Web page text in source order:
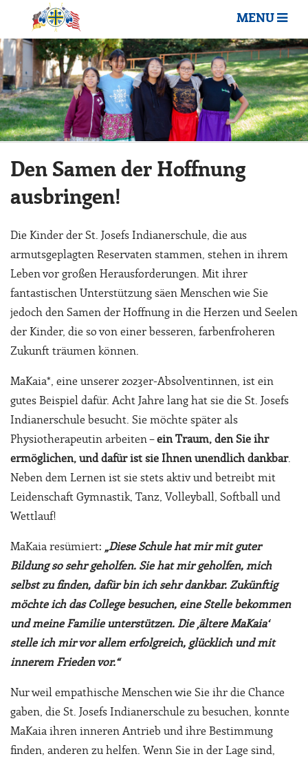
MENU
Den Samen der Hoffnung
ausbringen!
Die Kinder der St. Josefs Indianerschule, die aus
armutsgeplagten Reservaten stammen, stehen in ihrem
Leben vor großen Herausforderungen. Mit ihrer
fantastischen Unterstützung säen Menschen wie Sie
jedoch den Samen der Hoffnung in die Herzen und Seelen
der Kinder, die so von einer besseren, farbenfroheren
Zukunft träumen können.
MaKaia*, eine unserer 2023er-Absolventinnen, ist ein
gutes Beispiel dafür. Acht Jahre lang hat sie die St. Josefs
Indianerschule besucht. Sie möchte später als
Physiotherapeutin arbeiten –ein Traum, den Sie ihr
ermöglichen, und dafür ist sie Ihnen unendlich dankbar.
Neben dem Lernen ist sie stets aktiv und betreibt mit
Leidenschaft Gymnastik, Tanz, Volleyball, Softball und
Wettlauf!
MaKaia resümiert:
„Diese Schule hat mir mit guter
Bildung so sehr geholfen. Sie hat mir geholfen, mich
selbst zu finden, dafür bin ich sehr dankbar. Zukünftig
möchte ich das College besuchen, eine Stelle bekommen
und meine Familie unterstützen. Die ‚ältere MaKaia‘
stelle ich mir vor allem erfolgreich, glücklich und mit
innerem Frieden vor.“
Nur weil empathische Menschen wie Sie ihr die Chance
gaben, die St. Josefs Indianerschule zu besuchen, konnte
MaKaia ihren inneren Antrieb und ihre Bestimmung
finden, anderen zu helfen. Wenn Sie in der Lage sind,